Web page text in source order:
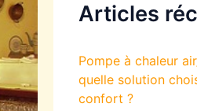
Articles
Pompe à chaleur
quelle solution
confort ?